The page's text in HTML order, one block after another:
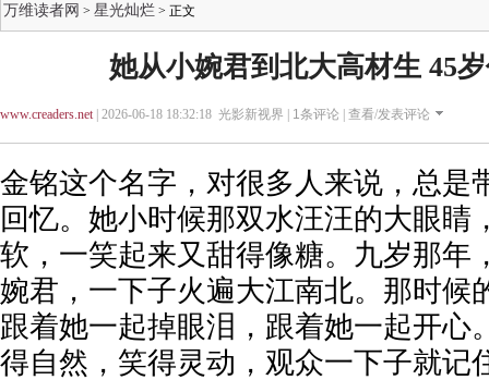
万维读者网 > 星光灿烂 > 正文
她从小婉君到北大高材生 45
www.creaders.net| 2026-06-18 18:32:18 光影新视界 | 1条评论 | 查看/发表评论
金铭这个名字，对很多人来说，总是
回忆。她小时候那双水汪汪的大眼睛
软，一笑起来又甜得像糖。九岁那年
婉君，一下子火遍大江南北。那时候
跟着她一起掉眼泪，跟着她一起开心
得自然，笑得灵动，观众一下子就记